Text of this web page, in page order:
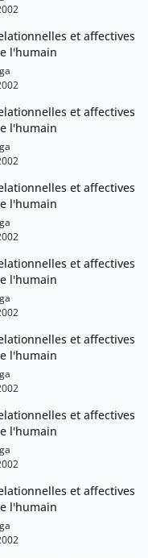
et affectives
l'humain
et affectives
l'humain
et affectives
l'humain
et affectives
l'humain
et affectives
l'humain
et affectives
l'humain
et affectives
l'humain